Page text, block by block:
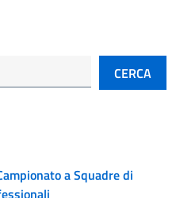
CERCA
a Squadre di